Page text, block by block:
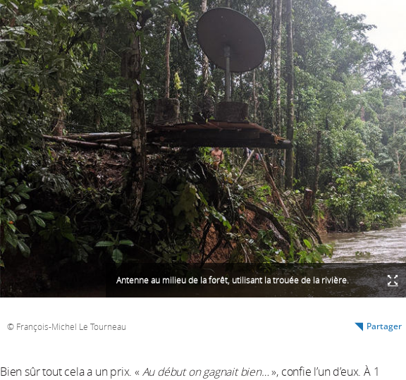
Antenne au milieu de la forêt, utilisant la trouée de la rivière.
François-Michel Le Tourneau Partager
Bien sûr tout cela a un prix. « Au début on gagnait bien… », confie l’un d’eux. À 1